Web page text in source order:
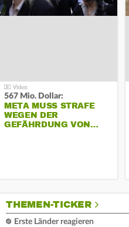
567 Mio. Dollar:
META MUSS STRAFE
WEGEN DER
GEFÄHRDUNG VON…
THEMEN-TICKER
Erste Länder reagieren